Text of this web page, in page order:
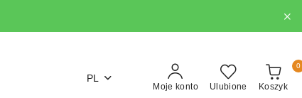
PL
Moje konto Ulubione Koszyk
0